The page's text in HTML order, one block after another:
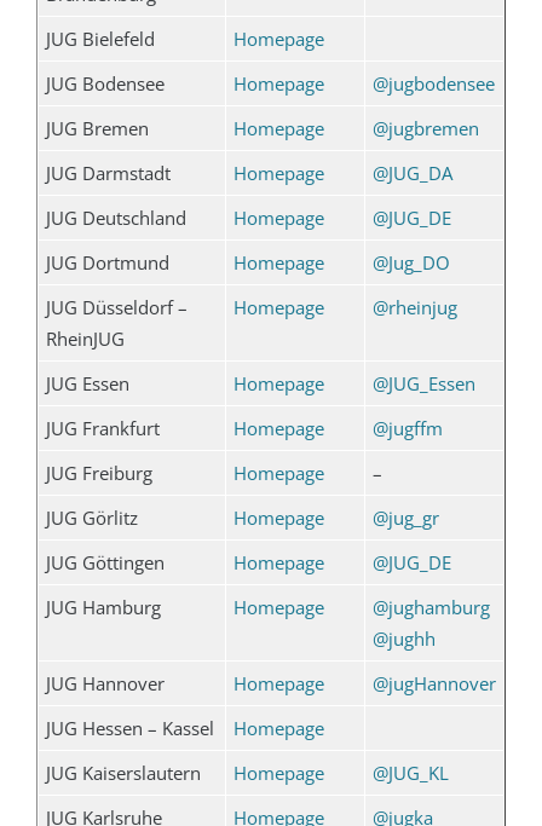
JUG Bielefeld
Homepage
JUG Bodensee
Homepage
@jugbodensee
JUG Bremen
Homepage
@jugbremen
JUG Darmstadt
Homepage
@JUG_DA
JUG Deutschland
Homepage
@JUG_DE
JUG Dortmund
Homepage
@Jug_DO
JUG Düsseldorf –
RheinJUG
Homepage @rheinjug
JUG Essen Homepage
@JUG_Essen
JUG Frankfurt
Homepage
@jugffm
JUG Freiburg
Homepage
–
JUG Görlitz
Homepage
@jug_gr
JUG Göttingen
Homepage
@JUG_DE
JUG Hamburg
Homepage
@jughamburg
@jughh
JUG Hannover
Homepage
@jugHannover
JUG Hessen – Kassel
Homepage
JUG Kaiserslautern
Homepage
@JUG_KL
JUG Karlsruhe
Homepage @jugka